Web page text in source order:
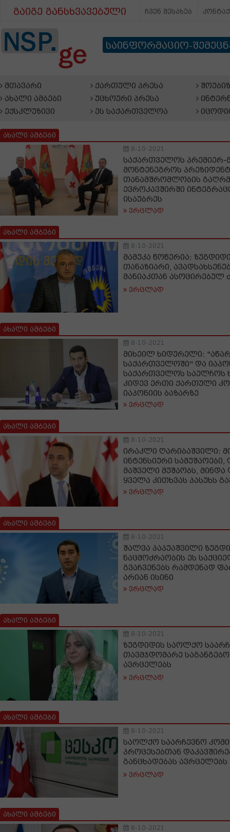
გაიგე განსხვავებული ჩვენ შესახებ
საინფორმაციო-
მთავარი
ახალი ამბები
ექსკლუზივი
ქართული პრესა
უცხოური პრესა
ეს საქართველოა
ახალი ამბები
8-10-2021
საქართველოს პრემიერ-
მონტენეგროს
თანამშრომლობის
ევროკავშირში
ისაუბრეს
ვრცლად
ახალი ამბები
8-10-2021
მამუკა წოწერია:
თანაზიარი,
მანიაკთან ასოცირებულ
ვრცლად
ახალი ამბები
8-10-2021
მიხეილ ხიდურელი:
საქართველოში" და
საქართველოს საელჩოს
კიდევ ერთი ქართული
იაპონიის ბაზარზე
ვრცლად
ახალი ამბები
8-10-2021
ირაკლი ღარიბაშვილი:
ინტენსიური
მაშველი მუშაობს,
ყველა კითხვას პასუხს
ვრცლად
ახალი ამბები
8-10-2021
შალვა პაპუაშვილი
ნაცმოძრაობის ეს
გვაჩვენებს რამდენად
არიან ისინი
ვრცლად
ახალი ამბები
8-10-2021
ზუგდიდის საოლქო
თავმჯდომარე საგანგებო
ავრცელებს
ვრცლად
ახალი ამბები
8-10-2021
საოლქო საარჩევნო
პროცესებთან
განცხადებას ავრცელებს
ვრცლად
ახალი ამბები
8-10-2021